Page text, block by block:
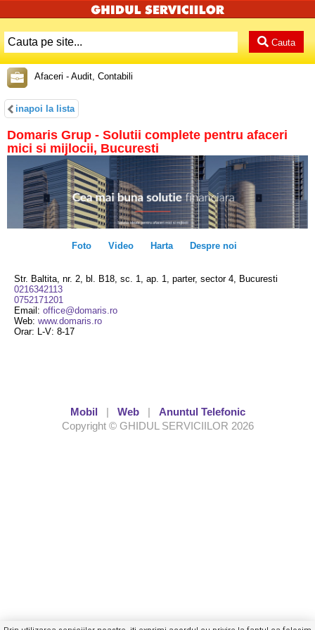
Cauta
Afaceri - Audit, Contabili
inapoi la lista
Domaris Grup - Solutii complete pentru afaceri
mici si mijlocii, Bucuresti
Foto Video Harta Despre noi
Str. Baltita, nr. 2, bl. B18, sc. 1, ap. 1, parter, sector 4, Bucuresti
0216342113
0752171201
Email: office@domaris.ro
Web: www.domaris.ro
Orar: L-V: 8-17
Mobil Web| Anuntul Telefonic
Copyright © GHIDUL SERVICIILOR 2026